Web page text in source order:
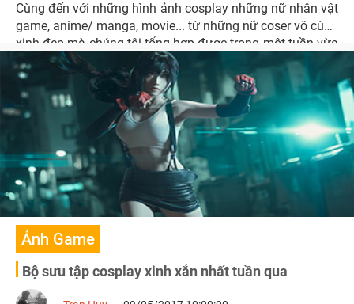
Cùng đến với những hình ảnh cosplay những nữ nhân vật
game, anime/ manga, movie... từ những nữ coser vô cùng
xinh đẹp mà chúng tôi tổng hợp được trong một tuần vừa
qua nhé.
Ảnh Game
Bộ sưu tập cosplay xinh xắn nhất tuần qua